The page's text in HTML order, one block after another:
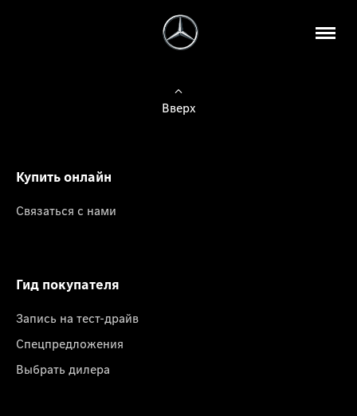
Вверх
Купить онлайн
Связаться с нами
Гид покупателя
Запись на тест-драйв
Спецпредложения
Выбрать дилера